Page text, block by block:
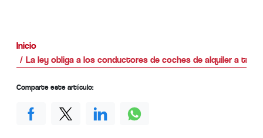
Inicio
La ley obliga a los conductores de coches de alquiler a
Comparte este artículo: